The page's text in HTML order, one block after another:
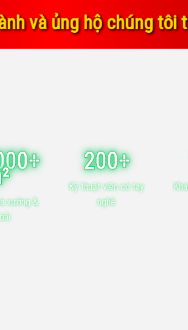
suốt thời gian
xưởng &
200+
Kỹ thuật viên có tay
nghề